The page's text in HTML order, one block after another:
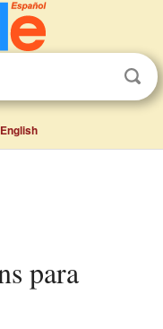
English